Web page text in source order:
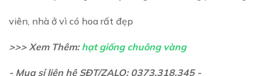
viên, nhà ở vì có hoa rất đẹp
>>> Xem Thêm: hạt giống chuông vàng
- Mua sỉ liên hệ SĐT/ZALO: 0373.318.345 -